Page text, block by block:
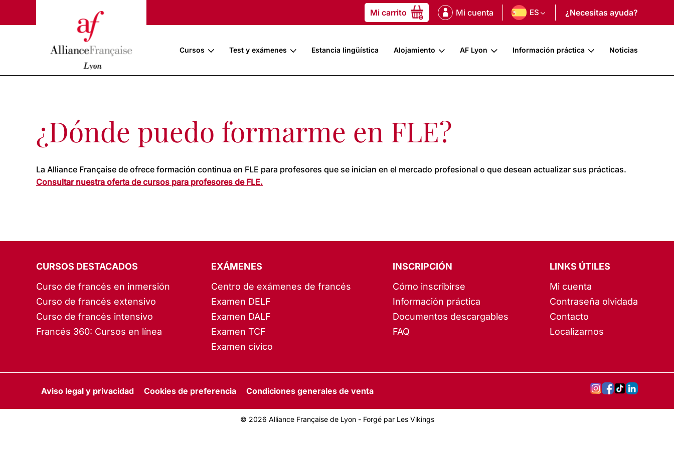
Mi carrito 0 Mi cuenta ES ¿Necesitas ayuda?
Cursos Test y exámenes Estancia lingüística Alojamiento AF Lyon Información práctica Noticias
¿Dónde puedo formarme en FLE?
La Alliance Française de ofrece formación continua en FLE para profesores que se inician en el mercado profesional o que desean actualizar sus prácticas.
Consultar nuestra oferta de cursos para profesores de FLE.
CURSOS DESTACADOS
Curso de francés en inmersión
Curso de francés extensivo
Curso de francés intensivo
Francés 360: Cursos en línea
EXÁMENES
Centro de exámenes de francés
Examen DELF
Examen DALF
Examen TCF
Examen cívico
INSCRIPCIÓN
Cómo inscribirse
Información práctica
Documentos descargables
FAQ
LINKS ÚTILES
Mi cuenta
Contraseña olvidada
Contacto
Localizarnos
Aviso legal y privacidad Cookies de preferencia Condiciones generales de venta
© 2026 Alliance Française de Lyon - Forgé par Les Vikings